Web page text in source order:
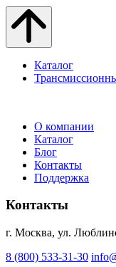
Каталог
О компании
Каталог
Блог
Контакты
Поддержка
Контакты
г. Москва, ул.
8 (800) 533-31-30